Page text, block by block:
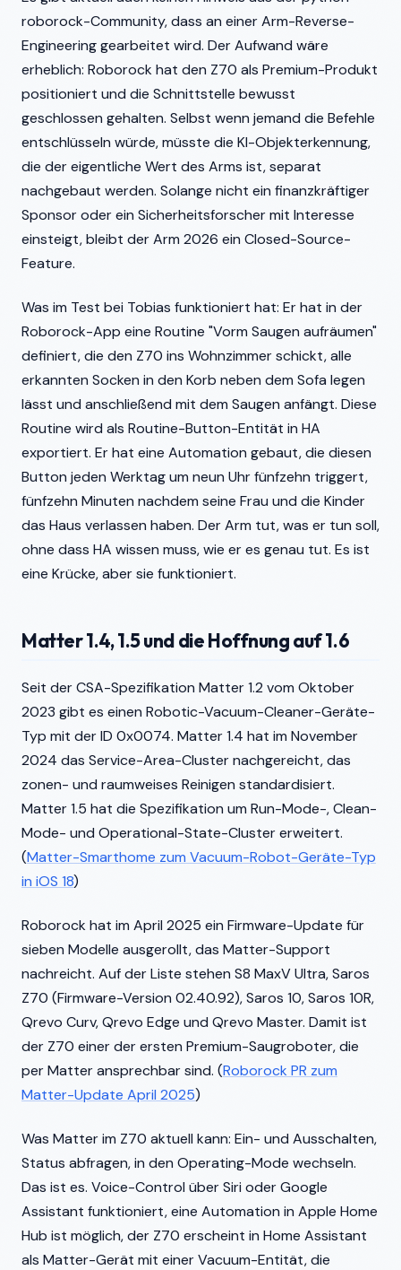
roborock-Community, dass an einer Arm-Reverse-
Engineering gearbeitet wird. Der Aufwand wäre
erheblich: Roborock hat den Z70 als Premium-Produkt
positioniert und die Schnittstelle bewusst
geschlossen gehalten. Selbst wenn jemand die Befehle
entschlüsseln würde, müsste die KI-Objekterkennung,
die der eigentliche Wert des Arms ist, separat
nachgebaut werden. Solange nicht ein finanzkräftiger
Sponsor oder ein Sicherheitsforscher mit Interesse
einsteigt, bleibt der Arm 2026 ein Closed-Source-
Feature.
Was im Test bei Tobias funktioniert hat: Er hat in der
Roborock-App eine Routine "Vorm Saugen aufräumen"
definiert, die den Z70 ins Wohnzimmer schickt, alle
erkannten Socken in den Korb neben dem Sofa legen
lässt und anschließend mit dem Saugen anfängt. Diese
Routine wird als Routine-Button-Entität in HA
exportiert. Er hat eine Automation gebaut, die diesen
Button jeden Werktag um neun Uhr fünfzehn triggert,
fünfzehn Minuten nachdem seine Frau und die Kinder
das Haus verlassen haben. Der Arm tut, was er tun soll,
ohne dass HA wissen muss, wie er es genau tut. Es ist
eine Krücke, aber sie funktioniert.
Matter 1.4, 1.5 und die Hoffnung auf 1.6
Seit der CSA-Spezifikation Matter 1.2 vom Oktober
2023 gibt es einen Robotic-Vacuum-Cleaner-Geräte-
Typ mit der ID 0x0074. Matter 1.4 hat im November
2024 das Service-Area-Cluster nachgereicht, das
zonen- und raumweises Reinigen standardisiert.
Matter 1.5 hat die Spezifikation um Run-Mode-, Clean-
Mode- und Operational-State-Cluster erweitert.
(Matter-Smarthome zum Vacuum-Robot-Geräte-Typ
in iOS 18)
Roborock hat im April 2025 ein Firmware-Update für
sieben Modelle ausgerollt, das Matter-Support
nachreicht. Auf der Liste stehen S8 MaxV Ultra, Saros
Z70 (Firmware-Version 02.40.92), Saros 10, Saros 10R,
Qrevo Curv, Qrevo Edge und Qrevo Master. Damit ist
der Z70 einer der ersten Premium-Saugroboter, die
per Matter ansprechbar sind. (Roborock PR zum
Matter-Update April 2025)
Was Matter im Z70 aktuell kann: Ein- und Ausschalten,
Status abfragen, in den Operating-Mode wechseln.
Das ist es. Voice-Control über Siri oder Google
Assistant funktioniert, eine Automation in Apple Home
Hub ist möglich, der Z70 erscheint in Home Assistant
als Matter-Gerät mit einer Vacuum-Entität, die